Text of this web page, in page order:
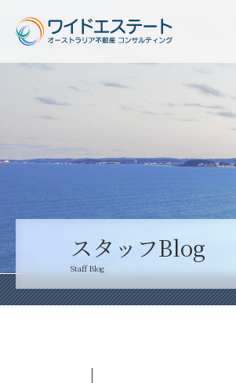
スタッフBlog
Staff Blog